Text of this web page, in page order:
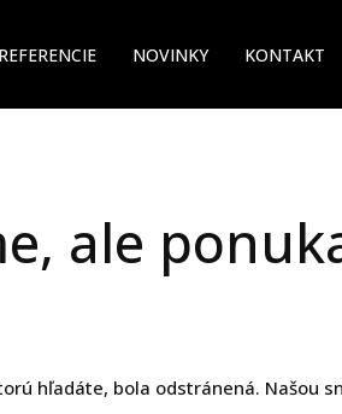
REFERENCIE NOVINKY KONTAKT
ale
hľadáte, bola odstránená. Našou